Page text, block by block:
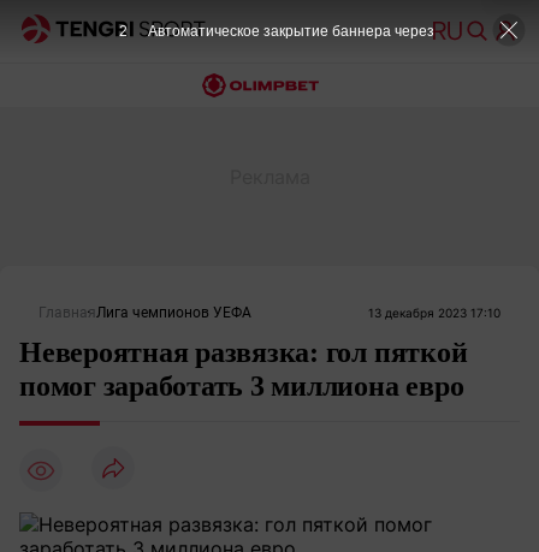
ГлавнаяЛига чемпионов УЕФА 13 декабря 2023 17:10
Невероятная развязка: гол пяткой
помог заработать 3 миллиона евро
2 Автоматическое закрытие баннера через